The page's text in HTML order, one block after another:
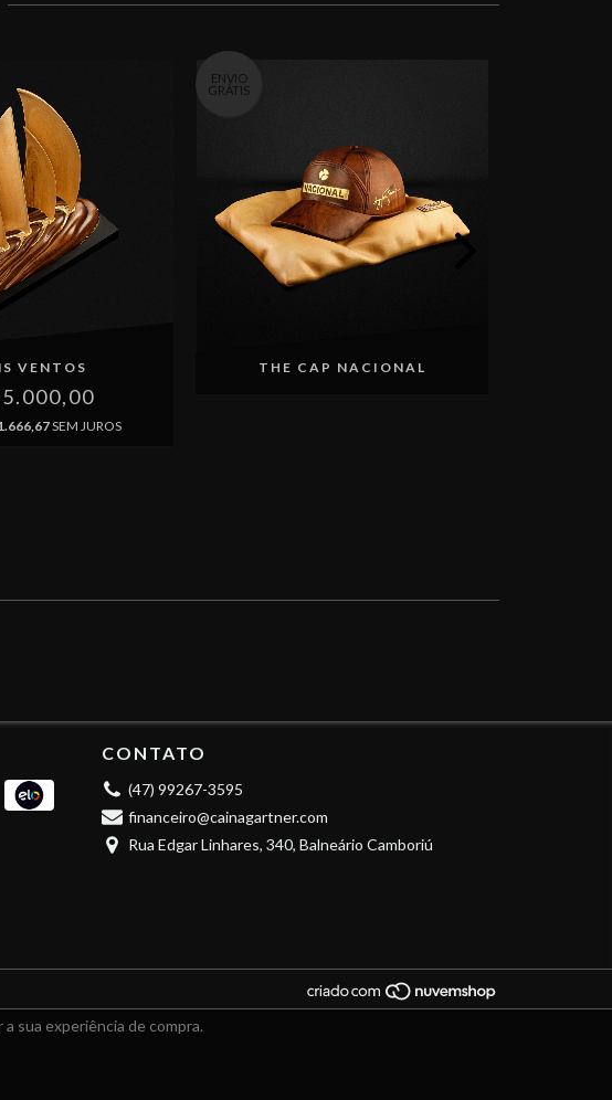
a sua experiência de compra.
VENTOS
SEM JUROS
ENVIO
GRÁTIS
THE CAP NACIONAL
CONTATO
(47) 99267-3595
financeiro@cainagartner.com
Rua Edgar Linhares, 340, Balneário Camboriú